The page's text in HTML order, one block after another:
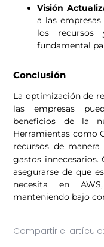
Visión
a las
los
fundamental
Conclusión
La optimización de
las empresas
beneficios de la
Herramientas como
recursos de
gastos innecesarios.
asegurarse de que
necesita en
manteniendo bajo
Compartir el artículo: